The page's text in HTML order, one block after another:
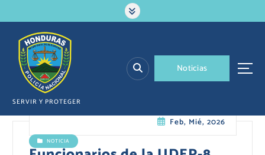
a
SERVIR Y PROTEGER
Noticias
Feb, Mié, 2026
NOTICIA